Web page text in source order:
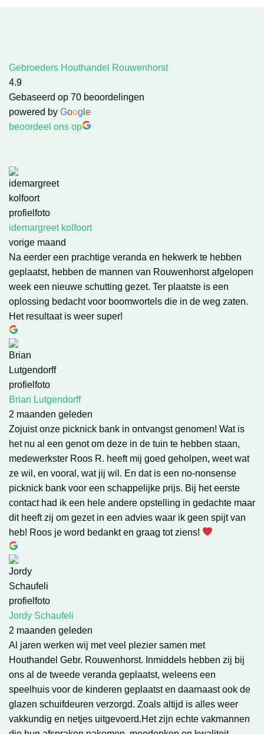
Gebroeders Houthandel Rouwenhorst
4.9
Gebaseerd op 70 beoordelingen
powered by Goog e
beoordeel ons op
idemargreet kolfoort
vorige maand
Na eerder een prachtige veranda en hekwerk te hebben
geplaatst, hebben de mannen van Rouwenhorst afgelopen
week een nieuwe schutting gezet. Ter plaatste is een
oplossing bedacht voor boomwortels die in de weg zaten.
Het resultaat is weer super!
Brian Lutgendorff
2 maanden geleden
Zojuist onze picknick bank in ontvangst genomen! Wat is
het nu al een genot om deze in de tuin te hebben staan,
medewerkster Roos R. heeft mij goed geholpen, weet wat
ze wil, en vooral, wat jij wil. En dat is een no-nonsense
picknick bank voor een schappelijke prijs. Bij het eerste
contact had ik een hele andere opstelling in gedachte maar
dit heeft zij om gezet in een advies waar ik geen spijt van
heb! Roos je word bedankt en graag tot ziens!
Jordy Schaufeli
2 maanden geleden
Al jaren werken wij met veel plezier samen met
Houthandel Gebr. Rouwenhorst. Inmiddels hebben zij bij
ons al de tweede veranda geplaatst, weleens een
speelhuis voor de kinderen geplaatst en daarnaast ook de
glazen schuifdeuren verzorgd. Zoals altijd is alles weer
vakkundig en netjes uitgevoerd.Het zijn echte vakmannen